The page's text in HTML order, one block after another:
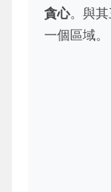
貪心。與
一個區域。